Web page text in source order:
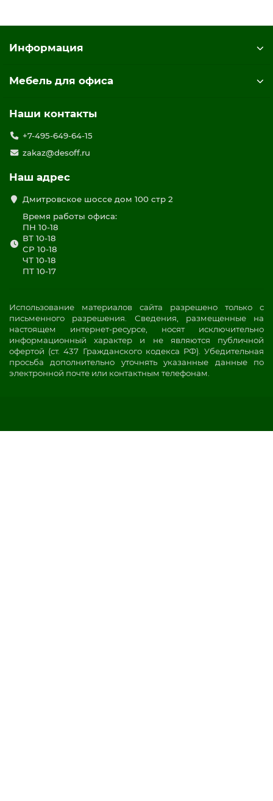
Информация
Мебель для офиса
Наши контакты
+7-495-649-64-15
zakaz@desoff.ru
Наш адрес
Дмитровское шоссе дом 100 стр 2
Время работы офиса:
ПН 10-18
ВТ 10-18
СР 10-18
ЧТ 10-18
ПТ 10-17
Использование материалов сайта разрешено только с
письменного разрешения. Сведения, размещенные на
настоящем интернет-ресурсе, носят исключительно
информационный характер и не являются публичной
офертой (ст. 437 Гражданского кодекса РФ). Убедительная
просьба дополнительно уточнять указанные данные по
электронной почте или контактным телефонам.